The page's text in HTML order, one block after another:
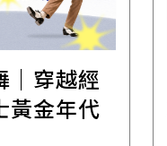
｜穿越經
黃金年代